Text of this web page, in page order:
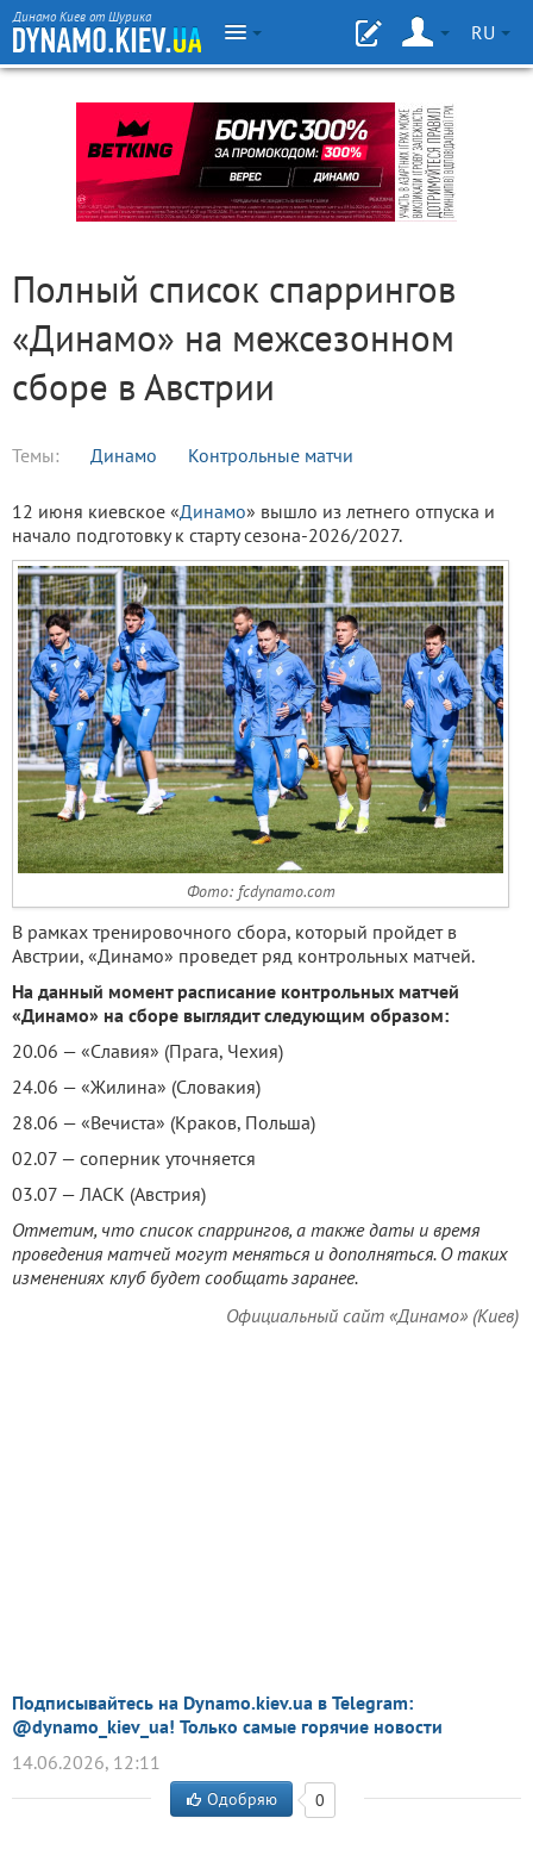
Динамо Киев от Шурика
RU
Полный список спаррингов
«Динамо» на межсезонном
сборе в Австрии
Темы: Динамо Контрольные матчи
12 июня киевское «Динамо» вышло из летнего отпуска и
начало подготовку к старту сезона-2026/2027.
Фото: fcdynamo.com
В рамках тренировочного сбора, который пройдет в
Австрии, «Динамо» проведет ряд контрольных матчей.
На данный момент расписание контрольных матчей
«Динамо» на сборе выглядит следующим образом:
20.06 — «Славия» (Прага, Чехия)
24.06 — «Жилина» (Словакия)
28.06 — «Вечиста» (Краков, Польша)
02.07 — соперник уточняется
03.07 — ЛАСК (Австрия)
Отметим, что список спаррингов, а также даты и время
проведения матчей могут меняться и дополняться. О таких
изменениях клуб будет сообщать заранее.
Официальный сайт «Динамо» (Киев)
Подписывайтесь на Dynamo.kiev.ua в Telegram:
@dynamo_kiev_ua! Только самые горячие новости
14.06.2026, 12:11
Одобряю 0